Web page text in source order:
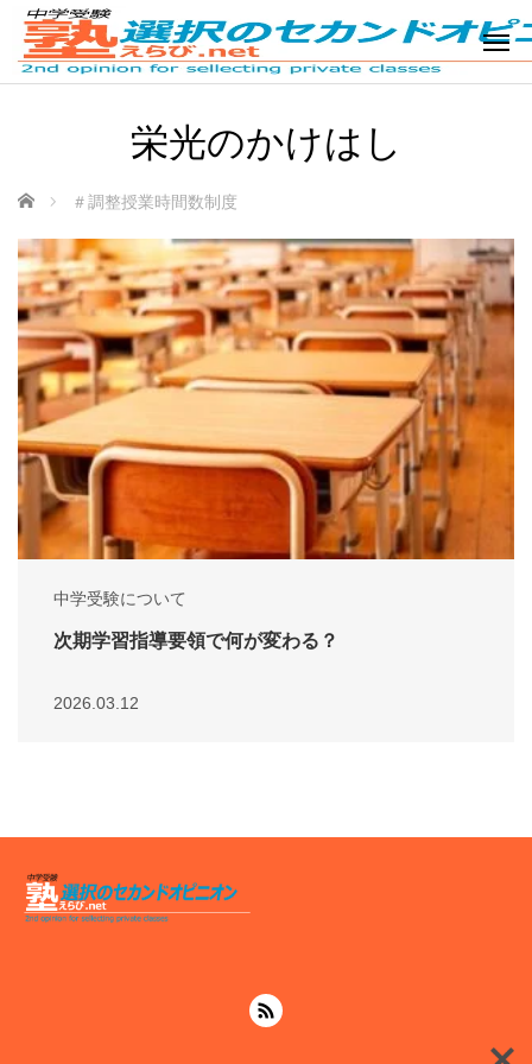
栄光のかけはし
ホーム ＃調整授業時間数制度
中学受験について
次期学習指導要領で何が変わる？
2026.03.12